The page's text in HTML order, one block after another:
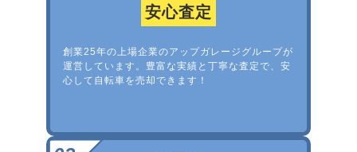
安心査定
創業25年の上場企業のアップガレージグループが
運営しています。豊富な実績と丁寧な査定で、安
心して自転車を売却できます！